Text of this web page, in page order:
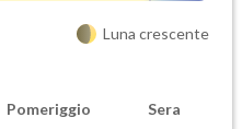
Luna crescente
Pomeriggio Sera